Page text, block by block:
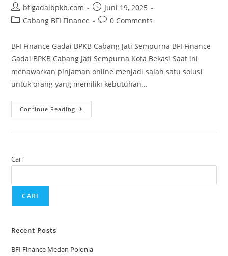
bfigadaibpkb.com
Juni 19, 2025
Cabang BFI Finance
0 Comments
BFI Finance Gadai BPKB Cabang Jati Sempurna BFI Finance
Gadai BPKB Cabang Jati Sempurna Kota Bekasi Saat ini
menawarkan pinjaman online menjadi salah satu solusi
untuk orang yang memiliki kebutuhan…
Continue Reading
Cari
CARI
Recent Posts
BFI Finance Medan Polonia